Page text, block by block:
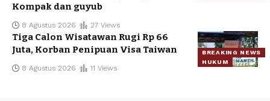
Kompak dan guyub
8 Agustus 2026 27 Views
BREAKING NEWS
HUKUM
Tiga Calon Wisatawan Rugi Rp 66
Juta, Korban Penipuan Visa Taiwan
8 Agustus 2026 11 Views